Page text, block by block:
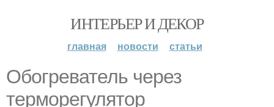
ИНТЕРЬЕР И ДЕКОР
главная новости статьи
Обогреватель через
терморегулятор